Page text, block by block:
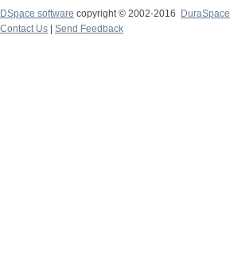
DSpace software copyright © 2002-2016
DuraSpace
Contact Us
Send Feedback